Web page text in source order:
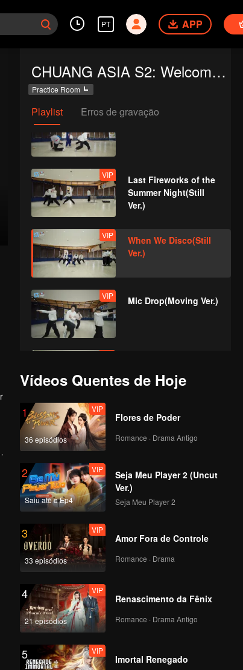
PT APP
CHUANG ASIA S2: Welcome to Practice Room
Practice Room
Playlist Erros de gravação
VIP Crush(Still Ver.)
VIP
Last Fireworks of the
Summer Night(Still
Ver.)
VIP
When We Disco(Still
Ver.)
VIP Mic Drop(Moving Ver.)
VIP
Last Fireworks of the
Summer
VIP
When We
Disco(Moving Ver.)
VIP Python(Still Ver.)
VIP I Dream(Still Ver.)
VIP No Way(Still Ver.)
Vídeos Quentes de Hoje
1
36 episódios
VIP
Flores de Poder
Romance · Drama Antigo
2
Saiu até o Ep4
VIP
Seja Meu Player 2 (Uncut
Ver.)
Seja Meu Player 2
3
33 episódios
VIP
Amor Fora de Controle
Romance · Drama
4
21 episódios
VIP
Renascimento da Fênix
Romance · Drama Antigo
5 VIP
Imortal Renegado